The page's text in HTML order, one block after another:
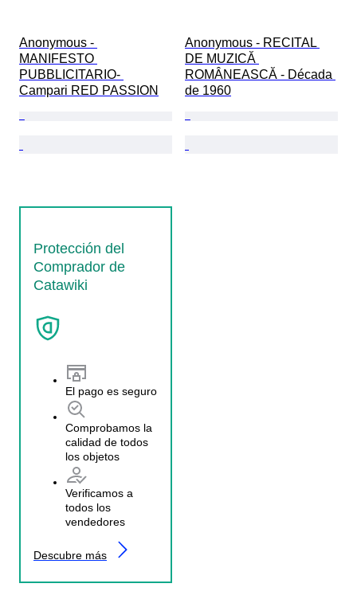
Anonymous -
MANIFESTO
PUBBLICITARIO-
Campari RED PASSION
Anonymous - RECITAL
DE MUZICĂ
ROMÂNEASCĂ - Década
de 1960
Protección del
Comprador de
Catawiki
El pago es seguro
Comprobamos la
calidad de todos
los objetos
Verificamos a
todos los
vendedores
Descubre más